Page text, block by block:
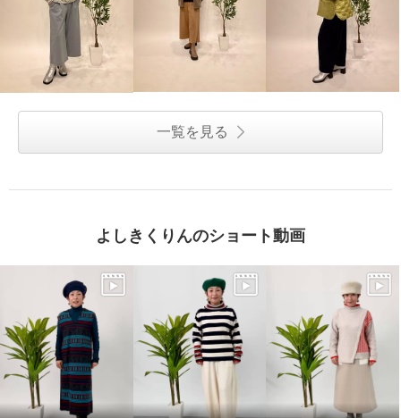
一覧を見る
よしきくりんのショート動画